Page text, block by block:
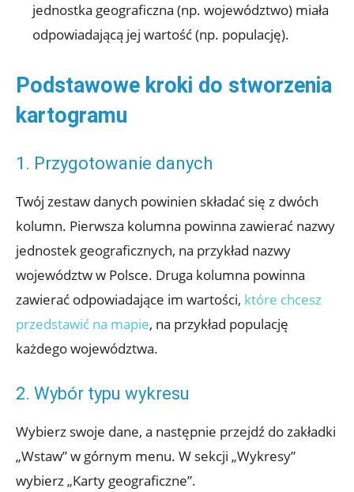
jednostka geograficzna (np. województwo) miała
odpowiadającą jej wartość (np. populację).
Podstawowe kroki do stworzenia
kartogramu
1. Przygotowanie danych
Twój zestaw danych powinien składać się z dwóch
kolumn. Pierwsza kolumna powinna zawierać nazwy
jednostek geograficznych, na przykład nazwy
województw w Polsce. Druga kolumna powinna
zawierać odpowiadające im wartości, które chcesz
przedstawić na mapie, na przykład populację
każdego województwa.
2. Wybór typu wykresu
Wybierz swoje dane, a następnie przejdź do zakładki
„Wstaw” w górnym menu. W sekcji „Wykresy”
wybierz „Karty geograficzne”.